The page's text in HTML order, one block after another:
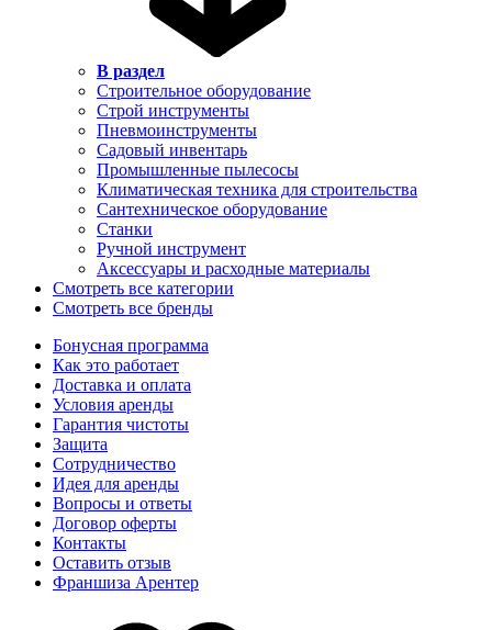
В раздел
Строительное оборудование
Строй инструменты
Пневмоинструменты
Садовый инвентарь
Промышленные пылесосы
Климатическая техника для строительства
Сантехническое оборудование
Станки
Ручной инструмент
Аксессуары и расходные материалы
Смотреть все категории
Смотреть все бренды
Бонусная программа
Как это работает
Доставка и оплата
Условия аренды
Гарантия чистоты
Защита
Сотрудничество
Идея для аренды
Вопросы и ответы
Договор оферты
Контакты
Оставить отзыв
Франшиза Арентер